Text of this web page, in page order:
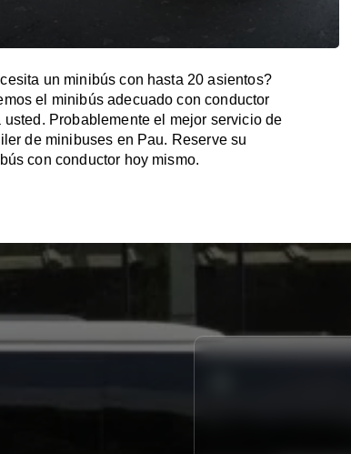
un minibús con hasta 20 asientos?
el minibús adecuado con conductor
usted. Probablemente el mejor servicio de
de minibuses en Pau. Reserve su
con conductor hoy mismo.